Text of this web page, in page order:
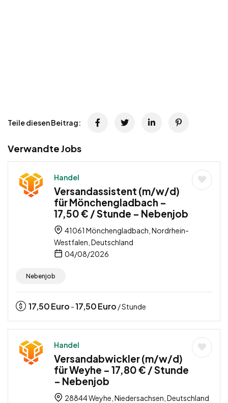
Teile diesen Beitrag:
Verwandte Jobs
Handel
Versandassistent (m/w/d)
für Mönchengladbach –
17,50 € / Stunde – Nebenjob
41061 Mönchengladbach, Nordrhein-
Westfalen, Deutschland
04/08/2026
Nebenjob
17,50Euro -17,50Euro / Stunde
Handel
Versandabwickler (m/w/d)
für Weyhe – 17,80 € / Stunde
– Nebenjob
28844 Weyhe, Niedersachsen, Deutschland